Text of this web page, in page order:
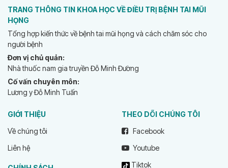
TRANG THÔNG TIN KHOA HỌC VỀ ĐIỀU TRỊ BỆNH TAI MŨI
HỌNG
Tổng hợp kiến thức về bệnh tai mũi họng và cách chăm sóc cho
người bệnh
Đơn vị chủ quản:
Nhà thuốc nam gia truyền Đỗ Minh Đường
Cố vấn chuyên môn:
Lương y Đỗ Minh Tuấn
GIỚI THIỆU
Về chúng tôi
Liên hệ
THEO DÕI CHÚNG TÔI
Facebook
Youtube
Tiktok